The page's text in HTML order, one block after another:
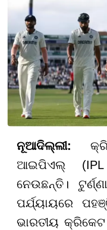
ନୂଆଦିଲ୍ଲୀ:
ଆଇପିଏଲ୍
ନେଉଛନ୍ତି।
ପର୍ଯ୍ୟାୟରେ
ଭାରତୀୟ